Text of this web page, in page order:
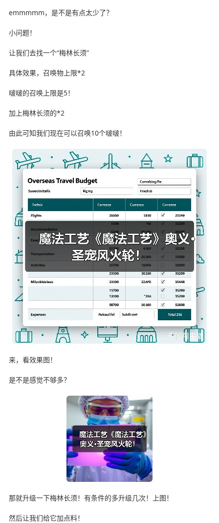
emmmmm，是不是有点太少了？
小问题！
让我们去找一个“梅林长须”
具体效果，召唤物上限*2
啵啵的召唤上限是5！
加上梅林长须的*2
由此可知我们现在可以召唤10个啵啵！
来，看效果图！
是不是感觉不够多？
那就升级一下梅林长须！有条件的多升级几次！上图！
然后让我们给它加点料！